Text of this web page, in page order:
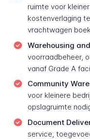
ruimte voor
kostenverlaging
vrachtwagen
Warehousing
voorraadbeheer,
vanaf Grade A
Community
voor kleinere
opslagruimte
Document
service,